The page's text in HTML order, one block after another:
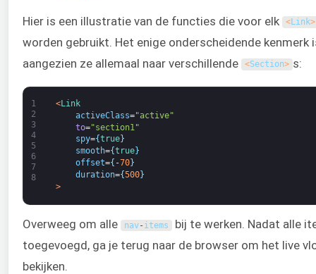
Hier is een illustratie van de functies die voor elk <Link>
worden gebruikt. Het enige onderscheidende kenmerk
aangezien ze allemaal naar verschillende
<Section> s:
1
2
3
4
5
6
7
8
<Link
activeClass="active"
to="section1"
spy={true}
smooth={true}
offset={ -70}
duration={500}
>
Overweeg om alle nav- items bij te werken. Nadat alle
toegevoegd, ga je terug naar de browser om het live
bekijken.